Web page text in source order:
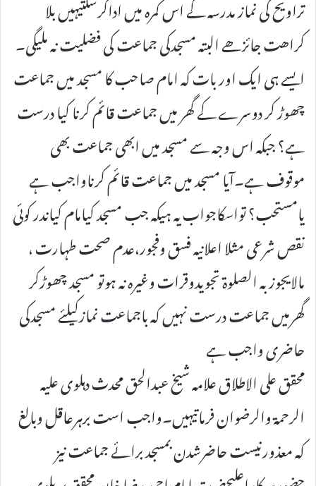
تراویح کی نماز مدرسہ کے اس کمرہ میں اداکرسکتیہیں بلا
کراھت جائزھے البتہ مسجدکی جماعت کی فضلیت نہ ملیگی۔
ایسے ہی ایک اور بات کہ امام صاحب کا مسجد میں جماعت
چھوڑ کر دوسرے کے گھر میں جماعت قائم کرنا کیا درست
ہے؟ جبکہ اس وجہ سے مسجد میں ابھی جماعت بھی
موقوف ہے۔آیا مسجد میں جماعت قائم کرناواجب ہے
یامستحب؟ تواسکاجواب یہ ہیکہ جب مسجد کیامام کیاندر کوئی
نقص شرعی مثلا اعلانیہ فسق وفجور،عدم صحت طہارت ،
مالایجوزبہ الصلوۃ تجویدوقرات وغیرہ نہ ہوتو مسجد چھوڑکر
گھرمیں جماعت درست نہیں کہ باجماعت نمازکیلئے مسجدکی
حاضری واجب ہے
محقق علی الاطلاق علامہ شیخ عبدالحق محدث دہلوی علیہ
الرحمۃ والرضوان فرماتیہیں۔واجب است برہرعاقل وبالغ
کہ معذورنیست حاضرشدن بمسجد برائے جماعت نیز